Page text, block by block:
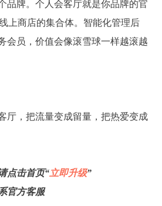
品牌。个人会客厅就是你品牌的官
上商店的集合体。智能化管理后
会员，价值会像滚雪球一样越滚越
厅，把流量变成留量，把热爱变成
点击首页“立即升级”
官方客服